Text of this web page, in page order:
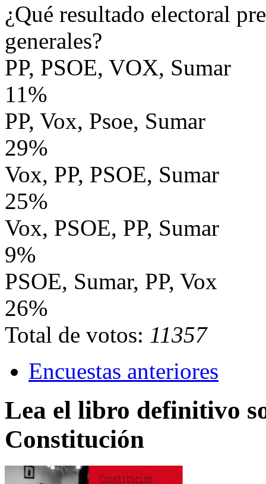
¿Qué resultado electoral
generales?
PP, PSOE, VOX, Sumar
11%
PP, Vox, Psoe, Sumar
29%
Vox, PP, PSOE, Sumar
25%
Vox, PSOE, PP, Sumar
9%
PSOE, Sumar, PP, Vox
26%
Total de votos: 11357
Encuestas anteriores
Lea el libro definitivo
Constitución